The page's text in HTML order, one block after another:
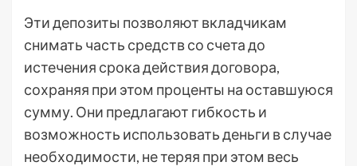
Эти депозиты позволяют вкладчикам
снимать часть средств со счета до
истечения срока действия договора,
сохраняя при этом проценты на оставшуюся
сумму. Они предлагают гибкость и
возможность использовать деньги в случае
необходимости, не теряя при этом весь